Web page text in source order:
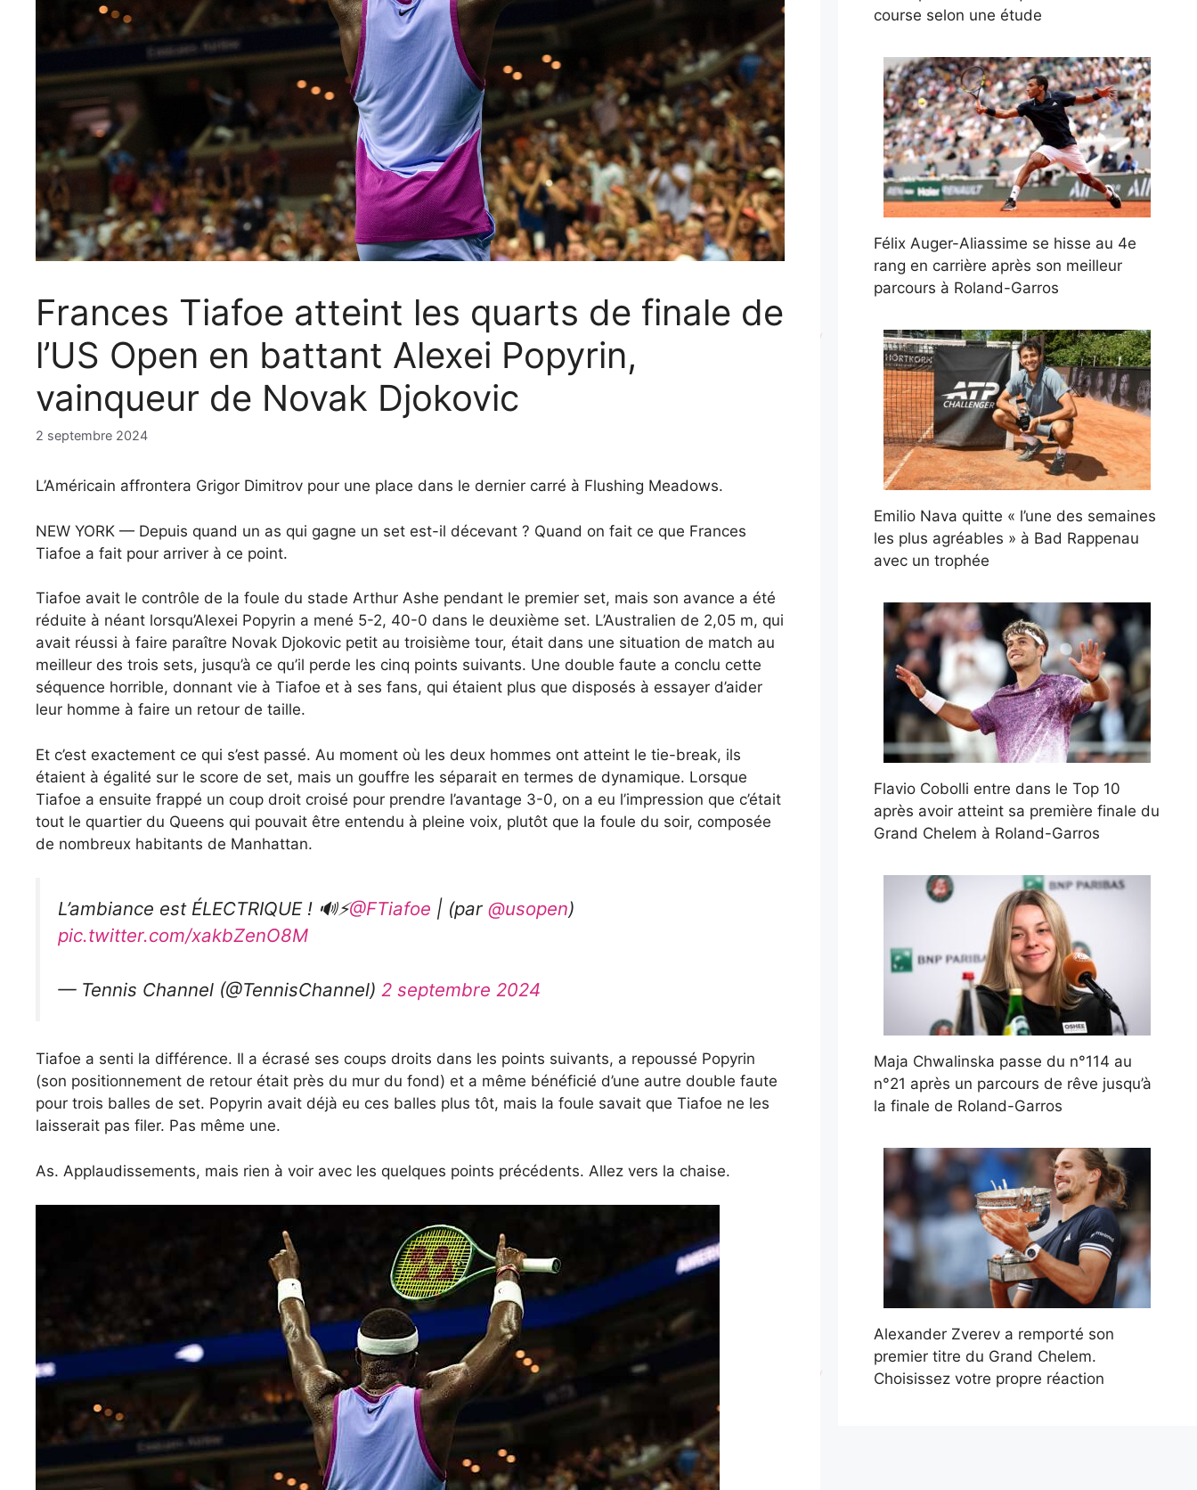
Frances Tiafoe atteint les quarts de finale de
l’US Open en battant Alexei Popyrin,
vainqueur de Novak Djokovic
2 septembre 2024
L’Américain affrontera Grigor Dimitrov pour une place dans le dernier carré à Flushing Meadows.
NEW YORK — Depuis quand un as qui gagne un set est-il décevant ? Quand on fait ce que Frances
Tiafoe a fait pour arriver à ce point.
Tiafoe avait le contrôle de la foule du stade Arthur Ashe pendant le premier set, mais son avance a été
réduite à néant lorsqu’Alexei Popyrin a mené 5-2, 40-0 dans le deuxième set. L’Australien de 2,05 m, qui
avait réussi à faire paraître Novak Djokovic petit au troisième tour, était dans une situation de match au
meilleur des trois sets, jusqu’à ce qu’il perde les cinq points suivants. Une double faute a conclu cette
séquence horrible, donnant vie à Tiafoe et à ses fans, qui étaient plus que disposés à essayer d’aider
leur homme à faire un retour de taille.
Et c’est exactement ce qui s’est passé. Au moment où les deux hommes ont atteint le tie-break, ils
étaient à égalité sur le score de set, mais un gouffre les séparait en termes de dynamique. Lorsque
Tiafoe a ensuite frappé un coup droit croisé pour prendre l’avantage 3-0, on a eu l’impression que c’était
tout le quartier du Queens qui pouvait être entendu à pleine voix, plutôt que la foule du soir, composée
de nombreux habitants de Manhattan.
L’ambiance est ÉLECTRIQUE ! 🔊⚡️@FTiafoe | (par @usopen)
pic.twitter.com/xakbZenO8M
— Tennis Channel (@TennisChannel) 2 septembre 2024
Tiafoe a senti la différence. Il a écrasé ses coups droits dans les points suivants, a repoussé Popyrin
(son positionnement de retour était près du mur du fond) et a même bénéficié d’une autre double faute
pour trois balles de set. Popyrin avait déjà eu ces balles plus tôt, mais la foule savait que Tiafoe ne les
laisserait pas filer. Pas même une.
As. Applaudissements, mais rien à voir avec les quelques points précédents. Allez vers la chaise.
course selon une étude
Félix Auger-Aliassime se hisse au 4e
rang en carrière après son meilleur
parcours à Roland-Garros
Emilio Nava quitte « l’une des semaines
les plus agréables » à Bad Rappenau
avec un trophée
Flavio Cobolli entre dans le Top 10
après avoir atteint sa première finale du
Grand Chelem à Roland-Garros
Maja Chwalinska passe du n°114 au
n°21 après un parcours de rêve jusqu’à
la finale de Roland-Garros
Alexander Zverev a remporté son
premier titre du Grand Chelem.
Choisissez votre propre réaction